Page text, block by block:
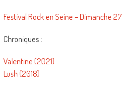
Festival Rock en Seine – Dimanche
Chroniques :
Valentine (2021)
Lush (2018)